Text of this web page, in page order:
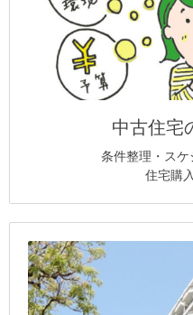
中古住宅
条件整理・ス
住宅購